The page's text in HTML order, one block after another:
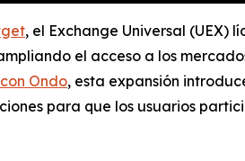
, el Exchange Universal (UEX)
el acceso a los
Ondo, esta expansión
para que los usuarios